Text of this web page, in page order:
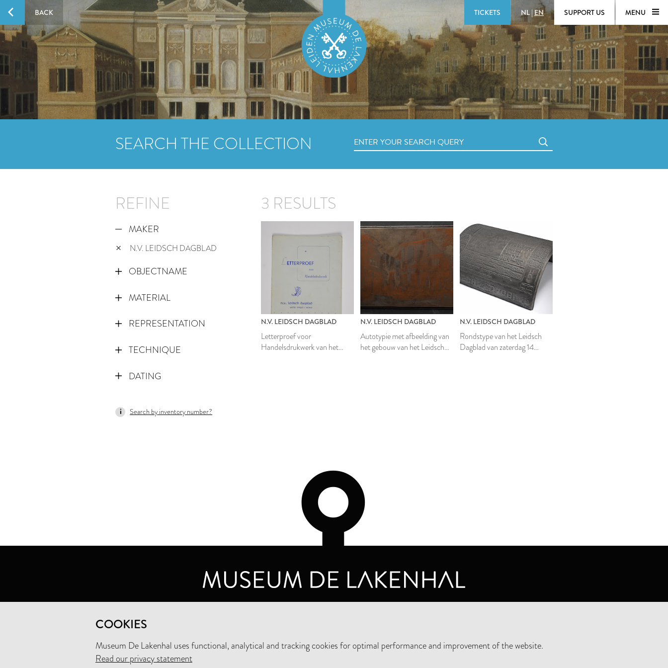
BACK TICKETS NL | EN SUPPORT US MENU
SEARCH THE COLLECTION
REFINE
MAKER
N.V. LEIDSCH DAGBLAD
OBJECTNAME
MATERIAL
REPRESENTATION
TECHNIQUE
DATING
Search by inventory number?
3 RESULTS
N.V. LEIDSCH DAGBLAD
Letterproef voor
Handelsdrukwerk van het
N.V. LEIDSCH DAGBLAD
Autotypie met afbeelding van
het gebouw van het Leidsch
N.V. LEIDSCH DAGBLAD
Rondstype van het Leidsch
Dagblad van zaterdag 14
COOKIES
Museum De Lakenhal uses functional, analytical and tracking cookies for optimal performance and improvement of the website.
Read our privacy statement
MUSEUM DE LAKENHAL
OUDE SINGEL 32
+31 (0)71 5165360